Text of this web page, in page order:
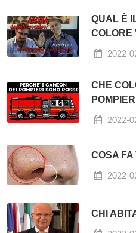
QUAL È
COLORE
2022-
CHE
2022-
COSA FA
2022-
CHI